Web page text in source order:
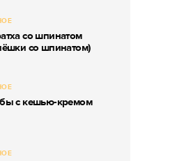
со шпинатом
со шпинатом)
с кешью-кремом